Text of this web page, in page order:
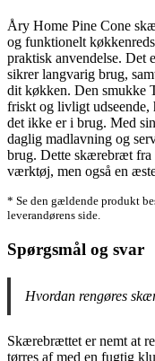
Åry Home Pine Cone
og funktionelt
praktisk anvendelse. Det
sikrer langvarig brug,
dit køkken. Den smukke
friskt og livligt udseende,
det ikke er i brug. Med
daglig madlavning og
brug. Dette skærebræt
værktøj, men også en
* Se den gældende produkt
leverandørens side.
Spørgsmål og svar
Hvordan rengøres
Skærebrættet er nemt at
tørres af med en fugtig